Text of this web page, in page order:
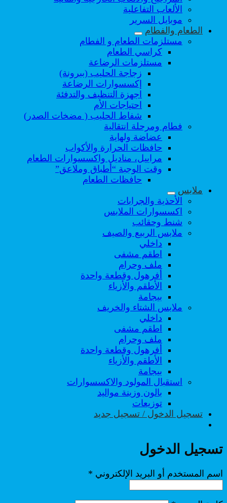
الألعاب التفاعلية
موبايل السرير
الطعام والفطام
مستلزمات الطعام و الفطام
كراسي الطعام
مستلزمات الرضاعة
زجاجة الحليب (ببرونة)
إكسسوارات الرضاعة
اجهزة التنظيف والتدفئة
احتياجات الأم
شفاط الحليب ( مضخات الصدر)
فطام ومرحلة انتقالية
عضاضة ولهاية
حافظات الحرارة والأكواب
مراييل، مناديل واكسسوارات الطعام
وقت الوجبة “أطباق وملاعق”
حافظات الطعام
ملابس
الأحذية والجرابات
اكسسوارات الملابس
شنط وحقائب
ملابس الربيع والصيف
داخلي
اطقم مشفى
ملف وحرام
أفرهول وقطعة واحدة
الأطقم والأزياء
بيجامة
ملابس الشتاء والخريف
داخلي
اطقم مشفى
ملف وحرام
أفرهول وقطعة واحدة
الأطقم والأزياء
بيجامة
استقبال المولود والاكسسوارات
بالون وزينة مواليد
توزيعات
تسجيل الدخول / تسجيل جديد
تسجيل الدخول
اسم المستخدم أو البريد الإلكتروني *